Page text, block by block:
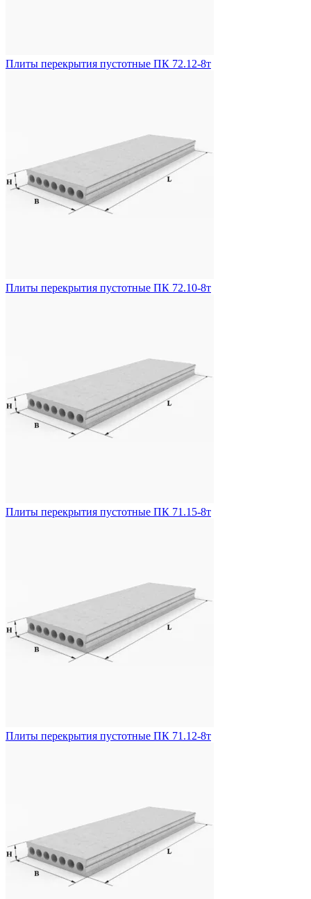
Плиты перекрытия пустотные ПК 72.12-8т
Плиты перекрытия пустотные ПК 72.10-8т
Плиты перекрытия пустотные ПК 71.15-8т
Плиты перекрытия пустотные ПК 71.12-8т